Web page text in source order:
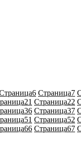
6 Страница7
21 Страница22
36 Страница37
51 Страница52
66 Страница67